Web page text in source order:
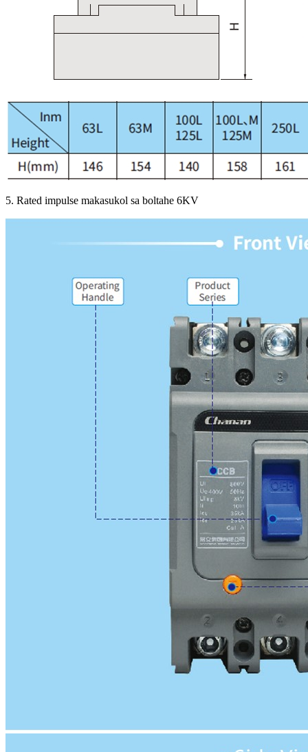
5. Rated impulse makasukol sa boltahe 6KV